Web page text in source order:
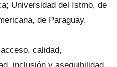
Universidad del Istmo, de
de Paraguay.
calidad,